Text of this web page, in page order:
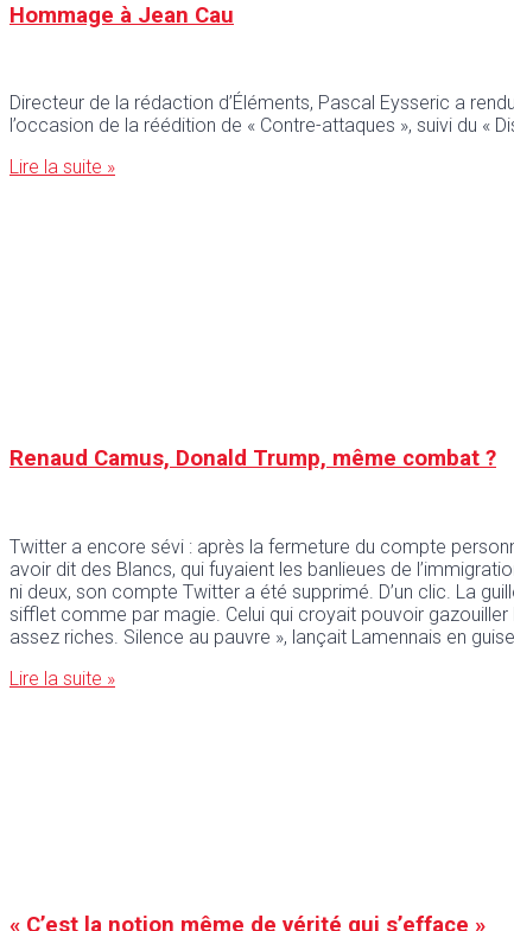
Hommage à Jean Cau
Directeur de la rédaction d’Éléments, Pascal Eysseric a
l’occasion de la réédition de « Contre-attaques », suivi du «
Lire la suite »
Renaud Camus, Donald Trump, même combat ?
Twitter a encore sévi : après la fermeture du compte
avoir dit des Blancs, qui fuyaient les banlieues de
ni deux, son compte Twitter a été supprimé. D’un clic. La
sifflet comme par magie. Celui qui croyait pouvoir gazouiller
assez riches. Silence au pauvre », lançait Lamennais en
Lire la suite »
« C’est la notion même de vérité qui s’efface »